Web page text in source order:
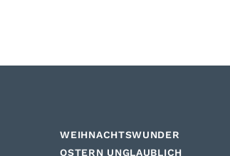
WEIHNACHTSWUNDER
OSTERN UNGLAUBLICH